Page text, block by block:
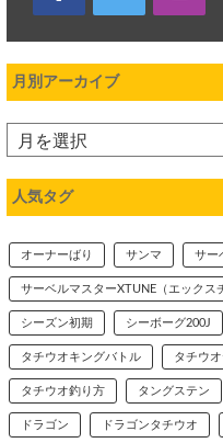
月別アーカイブ
人気タグ
オーナーばり サンマ サー
サーベルマスターXTUNE（エックス
シーズン初期 シーボーグ200J
タチウオキングバトル タチウ
タチウオ釣り方 タングステン
ドラゴン ドラゴンタチウオ